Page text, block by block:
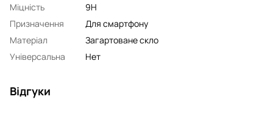
Міцність
9H
Призначення
Для смартфону
Матеріал
Загартоване скло
Універсальна
Нет
Відгуки